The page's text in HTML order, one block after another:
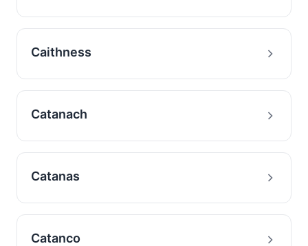
Caithness
Catanach
Catanas
Catanco